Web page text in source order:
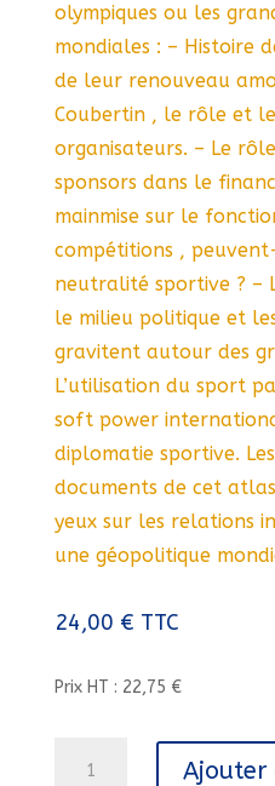
olympiques ou les
mondiales : – Histoire
de leur renouveau
Coubertin , le rôle et
organisateurs. – Le
sponsors dans le
mainmise sur le
compétitions ,
neutralité sportive ? –
le milieu politique et
gravitent autour des
L’utilisation du sport
soft power
diplomatie sportive.
documents de cet
yeux sur les relations
une géopolitique
24,00 € TTC
Prix HT : 22,75 €
Ajouter